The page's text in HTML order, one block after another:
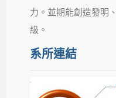
力。並期能創造發明
級。
系所連結